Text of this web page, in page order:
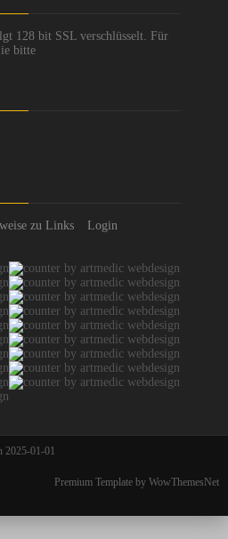
128 bit SSL verschlüsselt. Für
bitte
zu Links Login
2025-01-01
Premium Template by WowThemesNet